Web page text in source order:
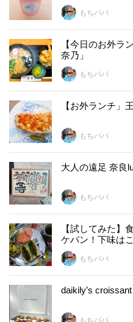
もちパパ
【今日のお外ラ
奈乃」
もちパパ
【お外ランチ」
もちパパ
大人の遠足 奈良
もちパパ
【試してみた】
ケパン！下味は
菜コロッケ！
もちパパ
daikily’s
もちパパ